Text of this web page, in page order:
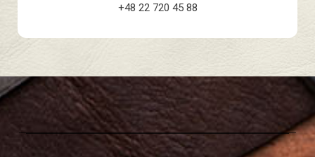
+48 22 720 45 88